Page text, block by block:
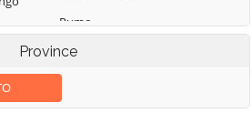
Rumo
Sagron Mis
Samone
San Giovanni di
Province